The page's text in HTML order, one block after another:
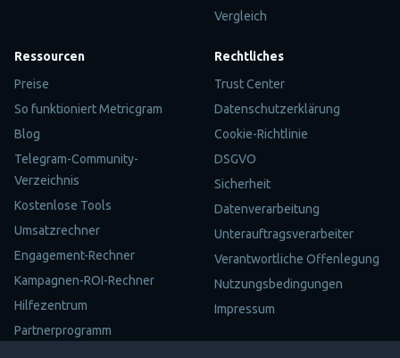
Vergleich
Ressourcen
Preise
So funktioniert Metricgram
Blog
Telegram-Community-
Verzeichnis
Kostenlose Tools
Umsatzrechner
Engagement-Rechner
Kampagnen-ROI-Rechner
Hilfezentrum
Partnerprogramm
Rechtliches
Trust Center
Datenschutzerklärung
Cookie-Richtlinie
DSGVO
Sicherheit
Datenverarbeitung
Unterauftragsverarbeiter
Verantwortliche Offenlegung
Nutzungsbedingungen
Impressum